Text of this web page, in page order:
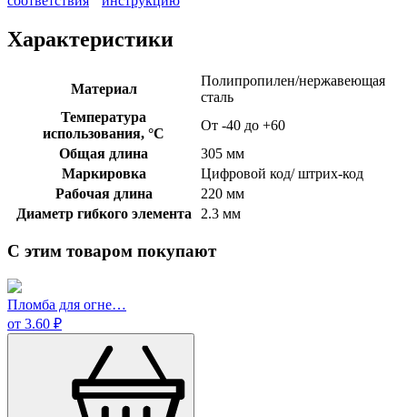
Характеристики
Материал
Полипропилен/нержавеющая
сталь
Температура
использования, °C
От -40 до +60
Общая длина
305 мм
Маркировка
Цифровой код/ штрих-код
Рабочая длина
220 мм
Диаметр гибкого элемента
2.3 мм
С этим товаром покупают
Пломба для огне…
от 3.60 ₽